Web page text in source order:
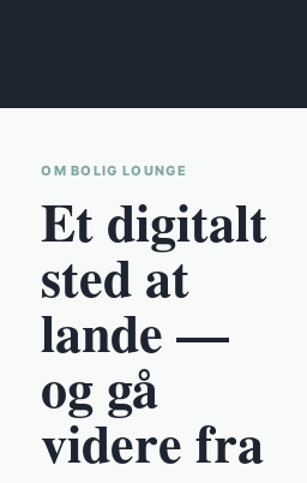
OM BOLIG LOUNGE
Et digitalt
sted at
lande —
og gå
videre fra